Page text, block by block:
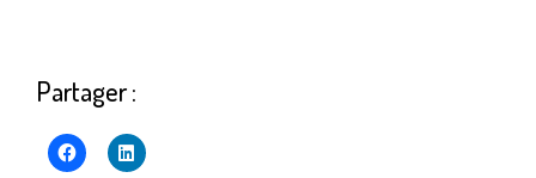
Partager :